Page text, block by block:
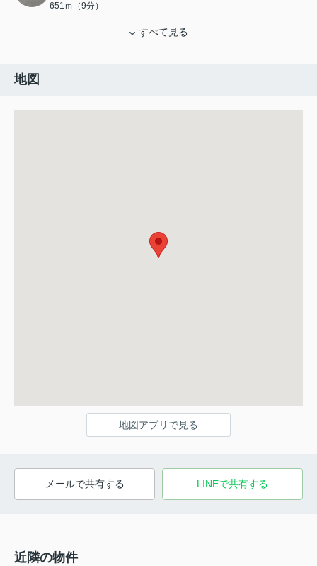
651ｍ（9分）
すべて見る
地図
地図アプリで見る
メールで共有する LINEで共有する
近隣の物件